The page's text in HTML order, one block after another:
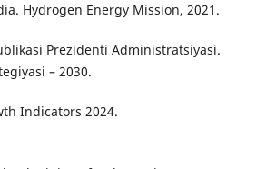
Hydrogen Energy Mission, 2021.
Prezidenti Administratsiyasi.
– 2030.
Indicators 2024.